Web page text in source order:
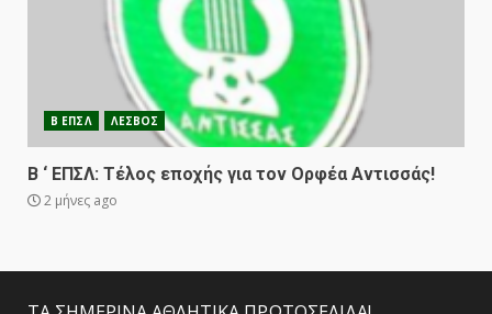
Β ΕΠΣΛ ΛΕΣΒΟΣ
Β ‘ ΕΠΣΛ: Τέλος εποχής για τον Ορφέα Αντισσάς!
2 μήνες ago